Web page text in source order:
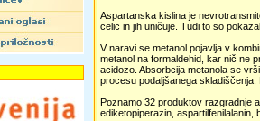
Aspartanska kislina je
celic in jih uničuje. Tudi to so
V naravi se metanol pojavlja v
metanol na formaldehid, kar nič ne
acidozo. Absorbcija metanola se
procesu podaljšanega
Poznamo 32 produktov razgradnje
ediketopiperazin, aspartilfenilalanin,